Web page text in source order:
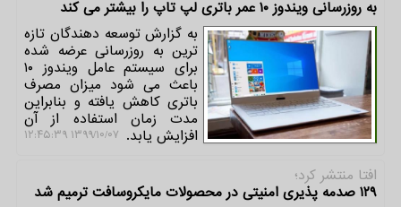
به روزرسانی ویندوز ۱۰ عمر باتری لپ تاپ را بیشتر می كند
به گزارش توسعه دهندگان تازه
ترین به روزرسانی عرضه شده
برای سیستم عامل ویندوز ۱۰
باعث می شود میزان مصرف
باتری کاهش یافته و بنابراین
مدت زمان استفاده از آن
افزایش یابد. ۱۳۹۹/۱۰/۰۷ ۱۲:۴۵:۳۹
افتا منتشر كرد؛
۱۲۹ صدمه پذیری امنیتی در محصولات مایكروسافت ترمیم شد